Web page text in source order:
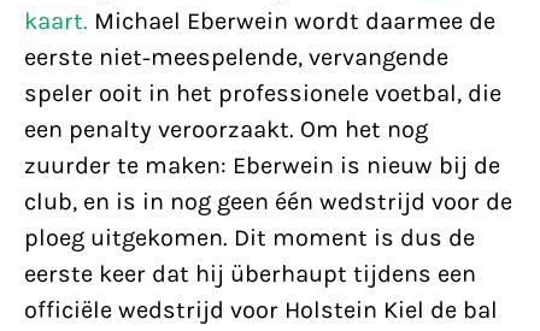
kaart. Michael Eberwein wordt daarmee de
eerste niet-meespelende, vervangende
speler ooit in het professionele voetbal, die
een penalty veroorzaakt. Om het nog
zuurder te maken: Eberwein is nieuw bij de
club, en is in nog geen één wedstrijd voor de
ploeg uitgekomen. Dit moment is dus de
eerste keer dat hij überhaupt tijdens een
officiële wedstrijd voor Holstein Kiel de bal